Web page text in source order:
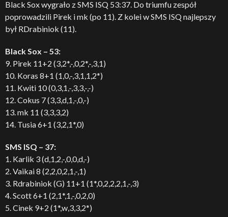
Black Sox wygrało z SMS ISQ 53:37. Do triumfu zespół
poprowadzili Pirek i mk (po 11). Z kolei w SMS ISQ najlepszy
był RDrabiniok (11).
Black Sox – 53:
9. Pirek 11+2 (3,2*,-,0,2*,-,3,1)
10. Koras 8+1 (1,0,-,3,1,1,2*)
11. Kwiti 10 (0,3,1,-,3,3,-,-)
12. Cokus 7 (3,3,d,1,-,0,-)
13. mk 11 (3,3,3,2)
14. Tusia 6+1 (3,2,1*,0)
SMS ISQ – 37:
1. Karlik 3 (d,1,2,-,0,0,d,-)
2. Vaikai 8 (2,2,0,2,1,-,1)
3. Rdrabiniok (G) 11+1 (1*,0,2,2,2,1,-,3)
4. Scott 6+1 (2,1*,1,-,0,2,0)
5. Cinek 9+2 (1*,w,3,3,2*)